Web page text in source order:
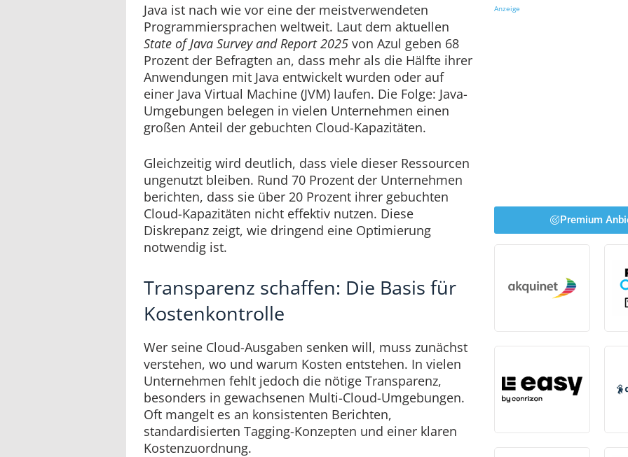
Java ist nach wie vor eine der meistverwendeten
Programmiersprachen weltweit. Laut dem aktuellen
State of Java Survey and Report 2025 von Azul geben 68
Prozent der Befragten an, dass mehr als die Hälfte ihrer
Anwendungen mit Java entwickelt wurden oder auf
einer Java Virtual Machine (JVM) laufen. Die Folge: Java-
Umgebungen belegen in vielen Unternehmen einen
großen Anteil der gebuchten Cloud-Kapazitäten.
Gleichzeitig wird deutlich, dass viele dieser Ressourcen
ungenutzt bleiben. Rund 70 Prozent der Unternehmen
berichten, dass sie über 20 Prozent ihrer gebuchten
Cloud-Kapazitäten nicht effektiv nutzen. Diese
Diskrepanz zeigt, wie dringend eine Optimierung
notwendig ist.
Transparenz schaffen: Die Basis für
Kostenkontrolle
Wer seine Cloud-Ausgaben senken will, muss zunächst
verstehen, wo und warum Kosten entstehen. In vielen
Unternehmen fehlt jedoch die nötige Transparenz,
besonders in gewachsenen Multi-Cloud-Umgebungen.
Oft mangelt es an konsistenten Berichten,
standardisierten Tagging-Konzepten und einer klaren
Kostenzuordnung.
Anzeige
Premium